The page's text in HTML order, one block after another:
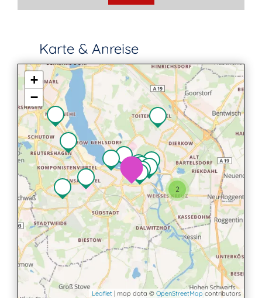
Karte & Anreise
2
+
−
Leaflet | map data © OpenStreetMap contributors